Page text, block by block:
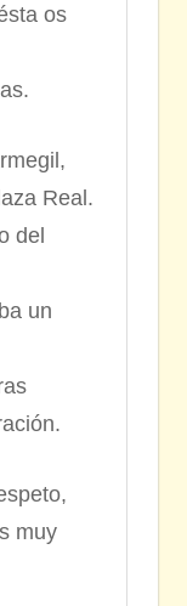
os
Real.
del
un
muy